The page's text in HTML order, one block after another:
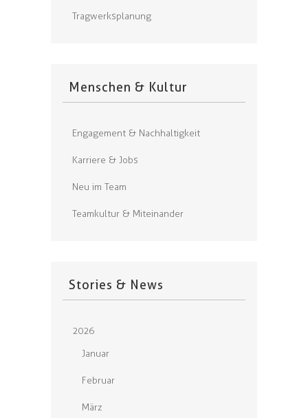
Tragwerksplanung
Menschen & Kultur
Engagement & Nachhaltigkeit
Karriere & Jobs
Neu im Team
Teamkultur & Miteinander
Stories & News
2026
Januar
Februar
März